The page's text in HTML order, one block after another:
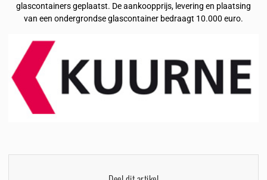
glascontainers geplaatst. De aankoopprijs, levering en plaatsing
van een ondergrondse glascontainer bedraagt 10.000 euro.